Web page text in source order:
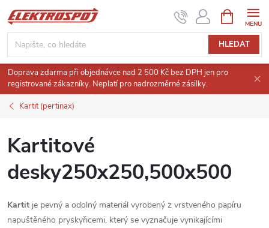
Přejít
na
obsah
HLEDAT
NÁKUPNÍ
KOŠÍK
Doprava zdarma při objednávce nad 2 500 Kč bez DPH jen pro
registrované zákazníky. Neplatí pro nadrozměrné zásilky.
Kartit (pertinax)
Kartitové
desky250x250,500x500
Kartit je pevný a odolný materiál vyrobený z vrstveného papíru
napuštěného pryskyřicemi, který se vyznačuje vynikajícími